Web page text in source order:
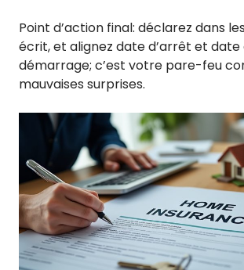
Point d’action final: déclarez dans
écrit, et alignez date d’arrêt et date
démarrage; c’est votre pare-feu
mauvaises surprises.